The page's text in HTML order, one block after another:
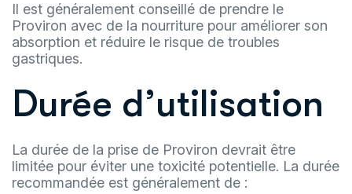
Il est généralement conseillé de prendre le
Proviron avec de la nourriture pour améliorer son
absorption et réduire le risque de troubles
gastriques.
Durée d’utilisation
La durée de la prise de Proviron devrait être
limitée pour éviter une toxicité potentielle. La durée
recommandée est généralement de :